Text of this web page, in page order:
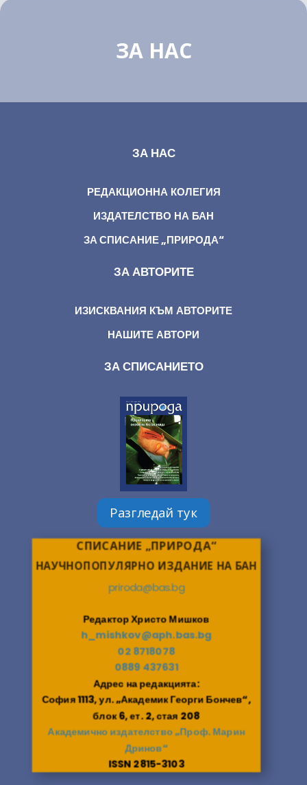
ЗА НАС
ЗА НАС
РЕДАКЦИОННА КОЛЕГИЯ
ИЗДАТЕЛСТВО НА БАН
ЗА СПИСАНИЕ „ПРИРОДА“
ЗА АВТОРИТЕ
ИЗИСКВАНИЯ КЪМ АВТОРИТЕ
НАШИТЕ АВТОРИ
ЗА СПИСАНИЕТО
Разгледай тук
СПИСАНИЕ „ПРИРОДА“
НАУЧНОПОПУЛЯРНО ИЗДАНИЕ НА БАН
priroda@bas.bg
Редактор Христо Мишков
h_mishkov@aph.bas.bg
02 8718078
0889 437631
Адрес на редакцията:
София 1113, ул. „Академик Георги Бончев“,
блок 6, ет. 2, стая 208
Академично издателство „Проф. Марин
Дринов“
ISSN 2815-3103